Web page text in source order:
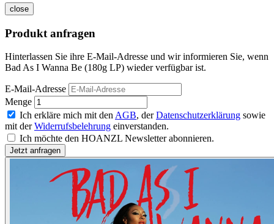
close
Produkt anfragen
Hinterlassen Sie ihre E-Mail-Adresse und wir informieren Sie, wenn
Bad As I Wanna Be (180g LP) wieder verfügbar ist.
E-Mail-Adresse
Menge
Ich erkläre mich mit den AGB, derDatenschutzerklärung sowie
mit derWiderrufsbelehrung einverstanden.
Ich möchte den HOANZL Newsletter abonnieren.